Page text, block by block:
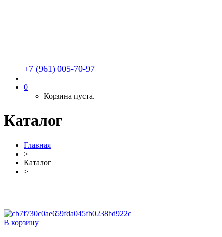
+7 (961) 005-70-97
0
Корзина пуста.
Каталог
Главная
>
Каталог
>
В корзину